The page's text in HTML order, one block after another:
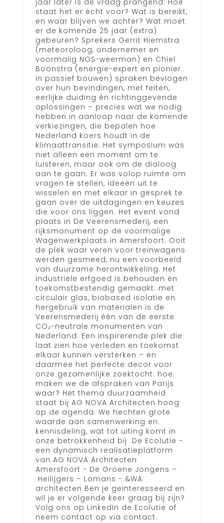
jaar later is de vraag prangend: Hoe
staat het er écht voor? Wat is bereikt,
en waar blijven we achter? Wat moet
er de komende 25 jaar (extra)
gebeuren? Sprekers Gerrit Hiemstra
(meteoroloog, ondernemer en
voormalig NOS-weerman) en Chiel
Boonstra (energie-expert en pionier
in passief bouwen) spraken bevlogen
over hun bevindingen, met feiten,
eerlijke duiding én richtinggevende
oplossingen – precies wat we nodig
hebben in aanloop naar de komende
verkiezingen, die bepalen hoe
Nederland koers houdt in de
klimaattransitie. Het symposium was
niet alleen een moment om te
luisteren, maar ook om de dialoog
aan te gaan. Er was volop ruimte om
vragen te stellen, ideeën uit te
wisselen en met elkaar in gesprek te
gaan over de uitdagingen en keuzes
die voor ons liggen. Het event vond
plaats in De Veerensmederij, een
rijksmonument op de voormalige
Wagenwerkplaats in Amersfoort. Ooit
de plek waar veren voor treinwagens
werden gesmeed, nu een voorbeeld
van duurzame herontwikkeling. Het
industriële erfgoed is behouden én
toekomstbestendig gemaakt: met
circulair glas, biobased isolatie en
hergebruik van materialen is de
Veerensmederij één van de eerste
CO₂-neutrale monumenten van
Nederland. Een inspirerende plek die
laat zien hoe verleden en toekomst
elkaar kunnen versterken – en
daarmee het perfecte decor voor
onze gezamenlijke zoektocht: hoe
maken we de afspraken van Parijs
waar? Het thema duurzaamheid
staat bij AG NOVA Architecten hoog
op de agenda. We hechten grote
waarde aan samenwerking en
kennisdeling, wat tot uiting komt in
onze betrokkenheid bij De Ecolutie -
een dynamisch realisatieplatform
van AG NOVA Architecten
Amersfoort - De Groene Jongens –
Heilijgers – Lomans - &WA
architecten Ben je geinteresseerd en
wil je er volgende keer graag bij zijn?
Volg ons op LinkedIn de Ecolutie of
neem contact op via contact.